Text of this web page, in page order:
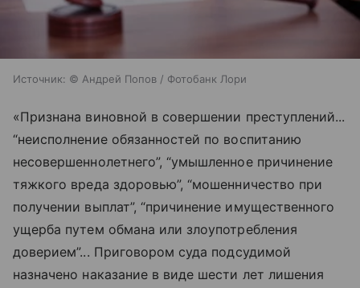
Источник: © Андрей Попов / Фотобанк Лори
«Признана виновной в совершении преступлений...
“неисполнение обязанностей по воспитанию
несовершеннолетнего”, “умышленное причинение
тяжкого вреда здоровью”, “мошенничество при
получении выплат”, “причинение имущественного
ущерба путем обмана или злоупотребления
доверием”... Приговором суда подсудимой
назначено наказание в виде шести лет лишения